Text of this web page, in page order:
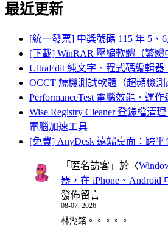
最近更新
[統一發票] 中獎號碼 115 年 5、6
[下載] WinRAR 壓縮軟體（繁體
UltraEdit 純文字、程式碼編輯器
OCCT 燒機測試軟體（超頻檢測
PerformanceTest 電腦效能、運
Wise Registry Cleaner 登錄檔清
電腦加速工具
[免費] AnyDesk 遠端桌面：跨平
「 匿名訪客 」於〈
器，在 iPhone、Android
發佈留言
08-07, 2026
林湖銘。。。。。